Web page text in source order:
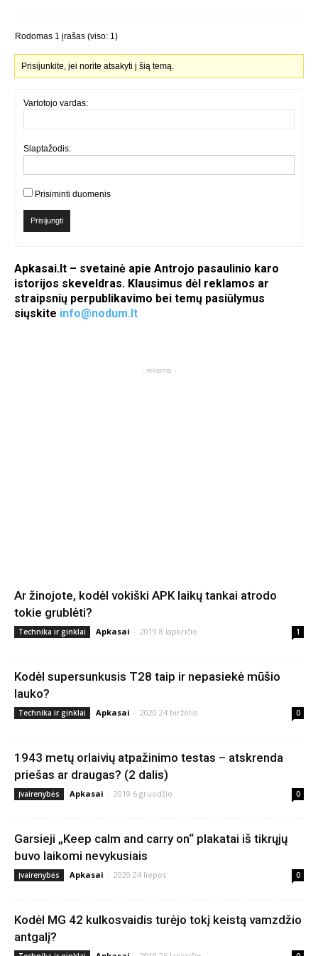
Rodomas 1 įrašas (viso: 1)
Prisijunkite, jei norite atsakyti į šią temą.
Vartotojo vardas:
Slaptažodis:
Prisiminti duomenis
Prisijungti
Apkasai.lt – svetainė apie Antrojo pasaulinio karo
istorijos skeveldras. Klausimus dėl reklamos ar
straipsnių perpublikavimo bei temų pasiūlymus
siųskite info@nodum.lt
- reklama -
Ar žinojote, kodėl vokiški APK laikų tankai atrodo
tokie grublėti?
Technika ir ginklai Apkasai - 2019 8 lapkričio 1
Kodėl supersunkusis T28 taip ir nepasiekė mūšio
lauko?
Technika ir ginklai Apkasai - 2020 24 birželio 0
1943 metų orlaivių atpažinimo testas – atskrenda
priešas ar draugas? (2 dalis)
Įvairenybės Apkasai - 2019 6 gruodžio 0
Garsieji „Keep calm and carry on“ plakatai iš tikrųjų
buvo laikomi nevykusiais
Įvairenybės Apkasai - 2020 24 liepos 0
Kodėl MG 42 kulkosvaidis turėjo tokį keistą vamzdžio
antgalį?